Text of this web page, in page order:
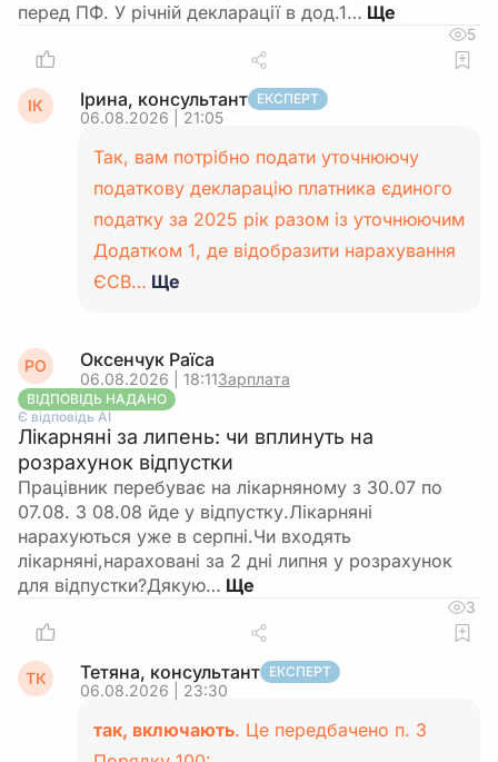
перед ПФ. У річній декларації в дод.1…
5
ІК Ірина, консультант ЕКСПЕРТ
06.08.2026 | 21:05
Так, вам потрібно подати уточнюючу
податкову декларацію платника єдиного
податку за 2025 рік разом із уточнюючим
Додатком 1, де відобразити нарахування
ЄСВ… Ще
РО Оксенчук Раїса
06.08.2026 | 18:11Зарплата
ВІДПОВІДЬ НАДАНО
Є відповідь АІ
Лікарняні за липень: чи вплинуть на
розрахунок відпустки
Працівник перебуває на лікарняному з 30.07 по
07.08. З 08.08 йде у відпустку.Лікарняні
нарахуються уже в серпні.Чи входять
лікарняні,нараховані за 2 дні липня у розрахунок
для відпустки?Дякую…
3
ТК Тетяна, консультант ЕКСПЕРТ
06.08.2026 | 23:30
так, включають. Це передбачено п. 3